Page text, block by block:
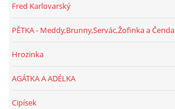
Fred Karlovarský
PĚTKA - Meddy,Brunny,Servác,Žofinka a Čenda
Hrozinka
AGÁTKA A ADÉLKA
Cipísek